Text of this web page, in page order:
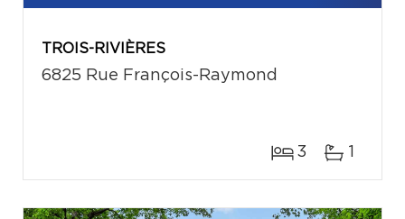
TROIS-RIVIÈRES
6825 Rue François-Raymond
3 1